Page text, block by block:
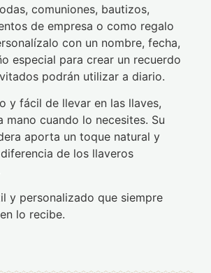
comuniones, bautizos,
de empresa o como regalo
con un nombre, fecha,
especial para crear un recuerdo
podrán utilizar a diario.
y fácil de llevar en las llaves,
mano cuando lo necesites. Su
aporta un toque natural y
de los llaveros
y personalizado que siempre
lo recibe.